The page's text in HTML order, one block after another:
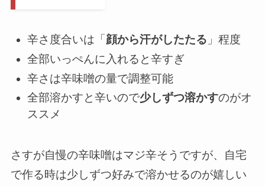
辛さ度合いは「 顔から汗がしたたる 」程度
全部いっぺんに入れると辛すぎ
辛さは辛味噌の量で調整可能
全部溶かすと辛いので少しずつ溶かすのがオ
ススメ
さすが自慢の辛味噌はマジ辛そうですが、自宅
で作る時は少しずつ好みで溶かせるのが嬉しい